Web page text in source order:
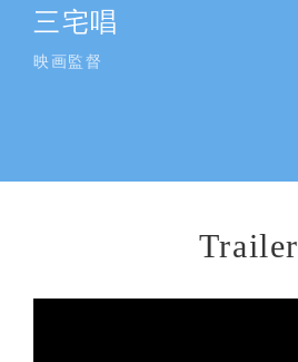
三宅唱
映画監督
Trailer